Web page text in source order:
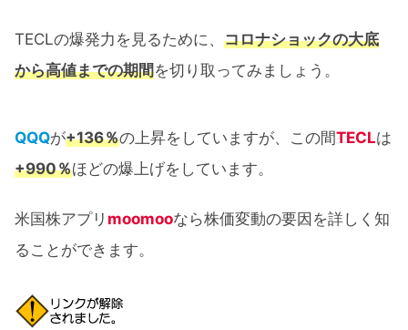
TECLの爆発力を見るために、 コロナショックの大底
から高値までの期間を切り取ってみましょう。
QQQが+136％の上昇をしていますが、この間TECLは
+990％ほどの爆上げをしています。
米国株アプリ moomooなら株価変動の要因を詳しく知
ることができます。